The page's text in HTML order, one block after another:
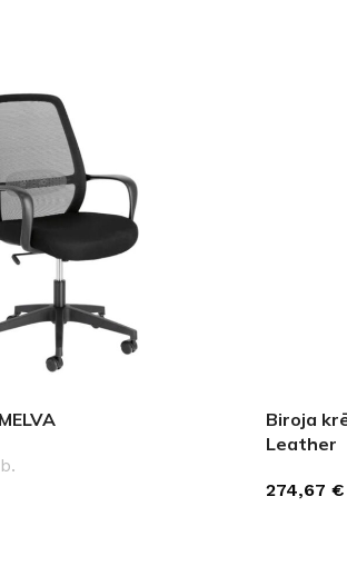
Biroja
Leather
274,67 €